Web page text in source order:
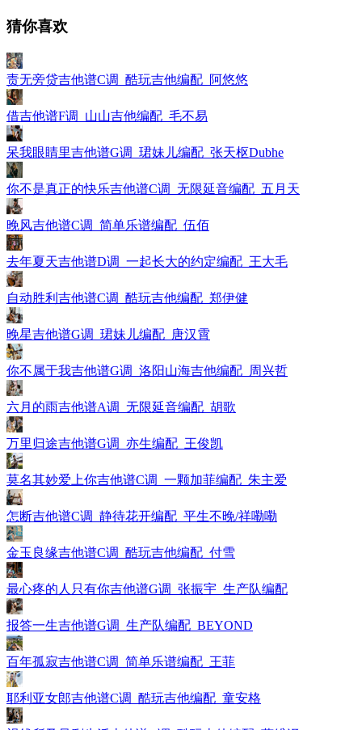
猜你喜欢
责无旁贷吉他谱C调_酷玩吉他编配_阿悠悠
借吉他谱F调_山山吉他编配_毛不易
呆我眼睛里吉他谱G调_珺妹儿编配_张天枢Dubhe
你不是真正的快乐吉他谱C调_无限延音编配_五月天
晚风吉他谱C调_简单乐谱编配_伍佰
去年夏天吉他谱D调_一起长大的约定编配_王大毛
自动胜利吉他谱C调_酷玩吉他编配_郑伊健
晚星吉他谱G调_珺妹儿编配_唐汉霄
你不属于我吉他谱G调_洛阳山海吉他编配_周兴哲
六月的雨吉他谱A调_无限延音编配_胡歌
万里归途吉他谱G调_亦生编配_王俊凯
莫名其妙爱上你吉他谱C调_一颗加菲编配_朱主爱
怎断吉他谱C调_静待花开编配_平生不晚/祥嘞嘞
金玉良缘吉他谱C调_酷玩吉他编配_付雪
最心疼的人只有你吉他谱G调_张振宇_生产队编配
报答一生吉他谱G调_生产队编配_BEYOND
百年孤寂吉他谱C调_简单乐谱编配_王菲
耶利亚女郎吉他谱C调_酷玩吉他编配_童安格